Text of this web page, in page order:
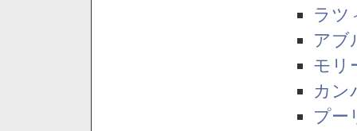
ラツ
アブ
モリ
カン
プー